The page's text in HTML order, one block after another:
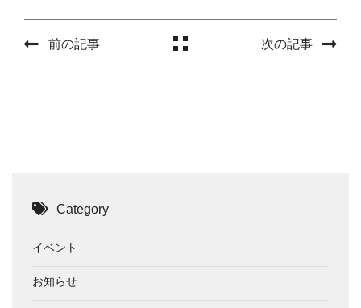
前の記事 次の記事
Category
イベント
お知らせ